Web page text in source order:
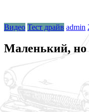
Видео Тест драйв admin
Маленький, но